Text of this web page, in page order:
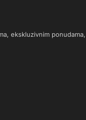
ekskluzivnim